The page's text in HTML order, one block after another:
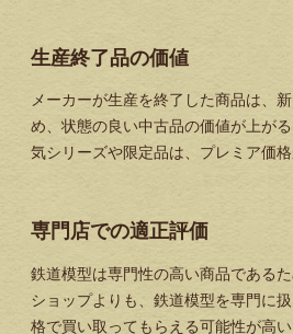
生産終了品の価値
メーカーが生産を終了した商品は、
め、状態の良い中古品の価値が上が
気シリーズや限定品は、プレミア価
専門店での適正評価
鉄道模型は専門性の高い商品である
ショップよりも、鉄道模型を専門に
格で買い取ってもらえる可能性が高